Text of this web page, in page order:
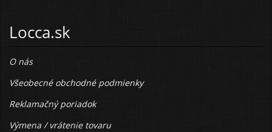
Locca.sk
O nás
Všeobecné obchodné podmienky
Reklamačný poriadok
Výmena / vrátenie tovaru